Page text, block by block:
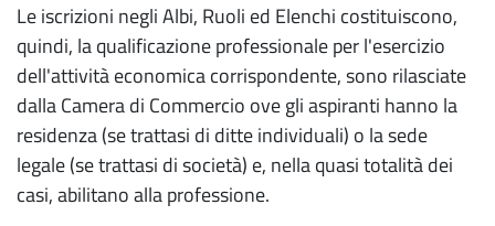
Le iscrizioni negli Albi, Ruoli ed Elenchi costituiscono,
quindi, la qualificazione professionale per l'esercizio
dell'attività economica corrispondente, sono rilasciate
dalla Camera di Commercio ove gli aspiranti hanno la
residenza (se trattasi di ditte individuali) o la sede
legale (se trattasi di società) e, nella quasi totalità dei
casi, abilitano alla professione.